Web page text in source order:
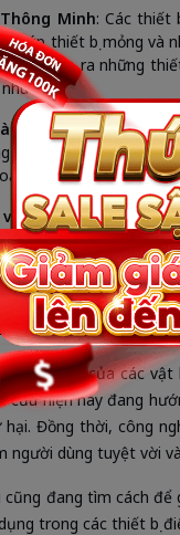
Minh: Các thiết
giúp thiết bị mỏng và
thể tạo ra những
cầu.
Hình Gập: Công
bị ảnh hưởng đến
thu gọn màn hình
Các Thiết Bị Kỹ
theo dõi sức khỏe
sẽ giúp các thiết
Nghệ Pin Biến Hình
chóng của các
cứu hiện nay đang
hại. Đồng thời, công
người dùng tuyệt vời
cũng đang tìm cách
trong các thiết bị